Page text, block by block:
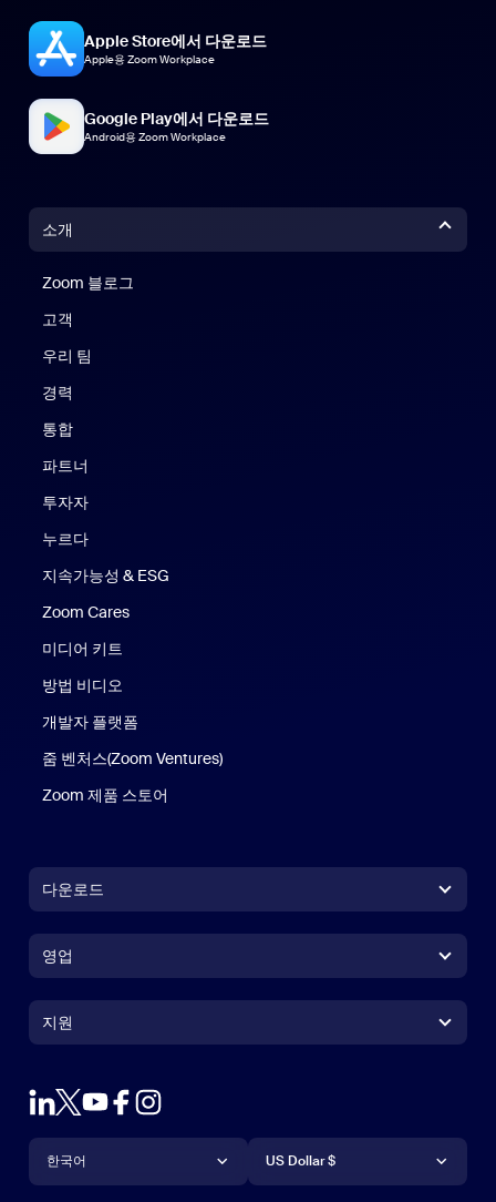
Apple Store에서 다운로드
Apple용 Zoom Workplace
Google Play에서 다운로드
Android용 Zoom Workplace
소개
Zoom 블로그
고객
우리 팀
경력
통합
파트너
투자자
누르다
지속가능성 & ESG
Zoom Cares
미디어 키트
방법 비디오
개발자 플랫폼
줌 벤처스(Zoom Ventures)
Zoom 제품 스토어
다운로드
Zoom Rooms 앱Zoom Rooms 앱
Zoom Rooms Controller
Outlook 플러그인
Android 앱
영업
영업팀에 문의
데모 요청하기
웨비나 및 이벤트
Zoom 체험 센터Zoom 체험 센터
지원
지원
계정
학습 센터
언어
한국어
통화
US Dollar $